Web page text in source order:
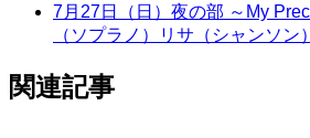
7月27日（日）夜の部 ～My
（ソプラノ）リサ（シャンソン
関連記事